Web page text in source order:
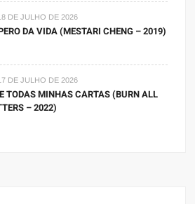
DE JULHO DE 2026
DA VIDA (MESTARI CHENG – 2019)
DE JULHO DE 2026
TODAS MINHAS CARTAS (BURN ALL
– 2022)